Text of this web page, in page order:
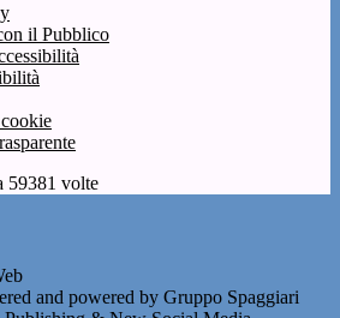
il Pubblico
59381 volte
and powered by Gruppo Spaggiari